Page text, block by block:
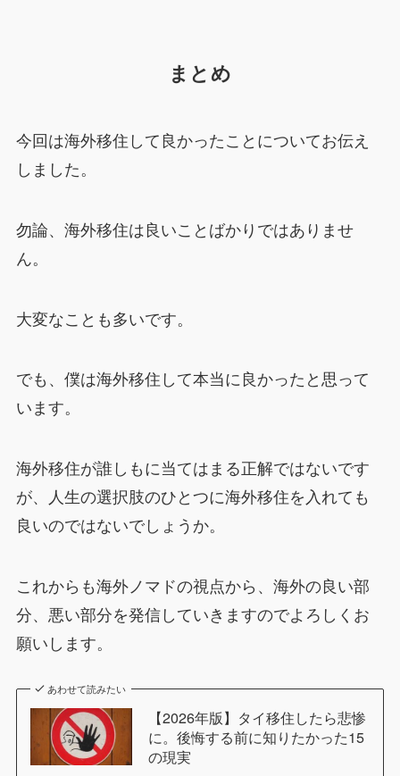
まとめ
今回は海外移住して良かったことについてお伝え
しました。
勿論、海外移住は良いことばかりではありませ
ん。
大変なことも多いです。
でも、僕は海外移住して本当に良かったと思って
います。
海外移住が誰しもに当てはまる正解ではないです
が、人生の選択肢のひとつに海外移住を入れても
良いのではないでしょうか。
これからも海外ノマドの視点から、海外の良い部
分、悪い部分を発信していきますのでよろしくお
願いします。
あわせて読みたい
【2026年版】タイ移住したら悲惨
に。後悔する前に知りたかった15
の現実